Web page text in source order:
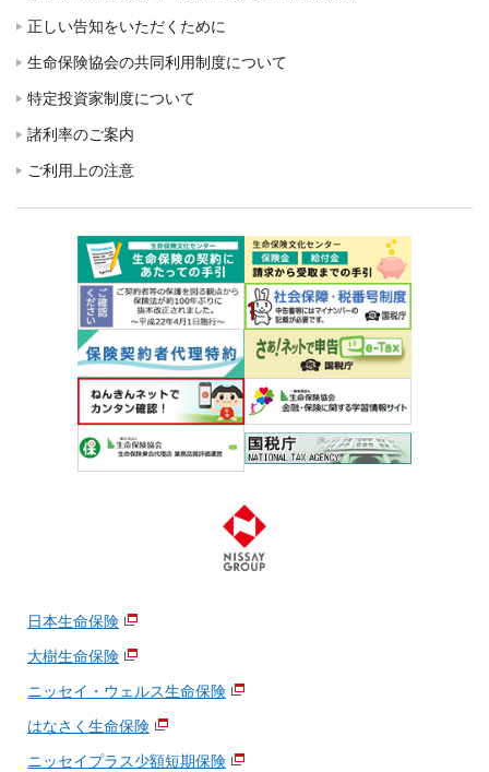
正しい告知をいただくために
生命保険協会の共同利用制度について
特定投資家制度について
諸利率のご案内
ご利用上の注意
日本生命保険
大樹生命保険
ニッセイ・ウェルス生命保険
はなさく生命保険
ニッセイプラス少額短期保険